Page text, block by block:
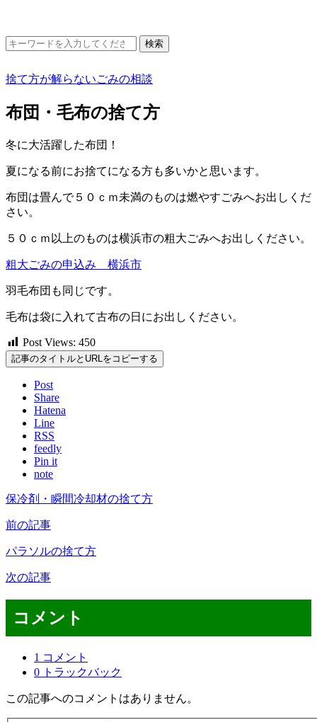
捨て方が解らないごみの相談
布団・毛布の捨て方
冬に大活躍した布団！
夏になる前にお捨てになる方も多いかと思います。
布団は畳んで５０ｃｍ未満のものは燃やすごみへお出しくだ
さい。
５０ｃｍ以上のものは横浜市の粗大ごみへお出しください。
粗大ごみの申込み 横浜市
羽毛布団も同じです。
毛布は袋に入れて古布の日にお出しください。
Post Views: 450
記事のタイトルとURLをコピーする
Post
Share
Hatena
Line
RSS
feedly
Pin it
note
保冷剤・瞬間冷却材の捨て方
前の記事
パラソルの捨て方
次の記事
コメント
1 コメント
0 トラックバック
この記事へのコメントはありません。